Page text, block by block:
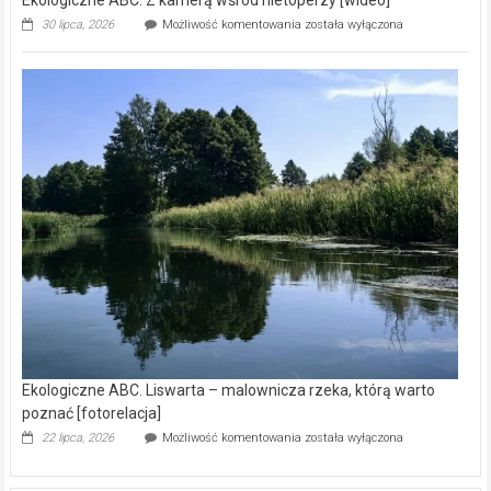
30 lipca, 2026 Możliwość komentowania Ekologiczne
kamerą
wśród
została wyłączona
Ekologiczne ABC. Liswarta – malownicza rzeka, którą warto
poznać [fotorelacja]
22 lipca, 2026 Możliwość komentowania Ekologiczne
została wyłączona